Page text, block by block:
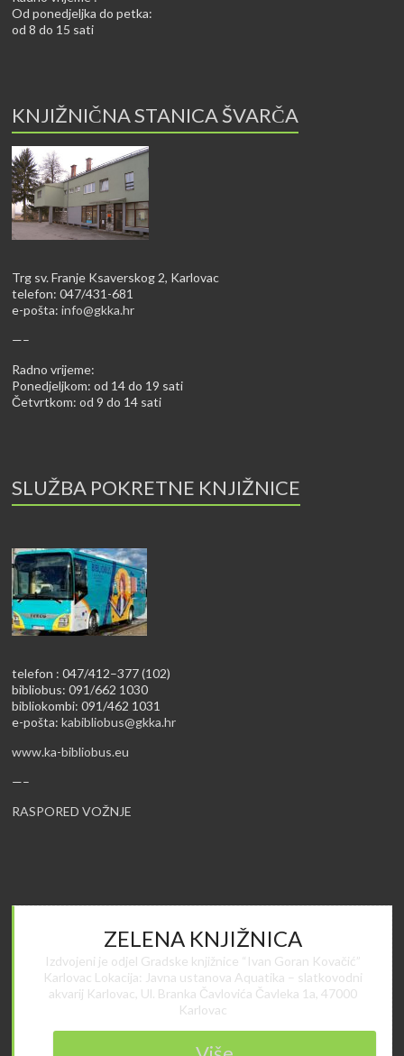
Od ponedjeljka do petka:
od 8 do 15 sati
KNJIŽNIČNA STANICA ŠVARČA
Trg sv. Franje Ksaverskog 2, Karlovac
telefon: 047/431-681
e-pošta:info@gkka.hr
—–
Radno vrijeme:
Ponedjeljkom: od 14 do 19 sati
Četvrtkom: od 9 do 14 sati
SLUŽBA POKRETNE KNJIŽNICE
telefon : 047/412–377 (102)
bibliobus: 091/662 1030
bibliokombi: 091/462 1031
e-pošta:kabibliobus@gkka.hr
www.ka-bibliobus.eu
—–
RASPORED VOŽNJE
ZELENA KNJIŽNICA
Izdvojeni je odjel Gradske knjižnice “Ivan Goran Kovačić”
Karlovac Lokacija: Javna ustanova Aquatika – slatkovodni
akvarij Karlovac, Ul. Branka Čavlovića Čavleka 1a, 47000
Karlovac